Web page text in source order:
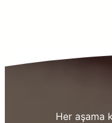
Her aşama